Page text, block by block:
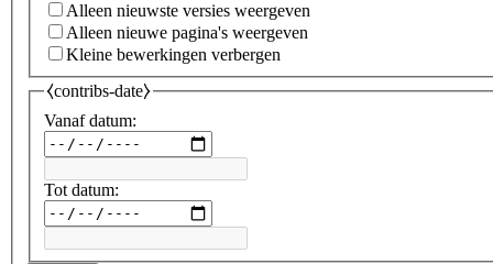
Alleen nieuwste versies weergeven
Alleen nieuwe pagina's weergeven
Kleine bewerkingen verbergen
⧼contribs-date⧽
Vanaf datum:
Tot datum: